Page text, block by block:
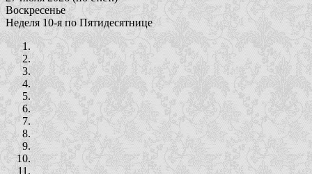
Воскресенье
Неделя 10-я по Пятидесятнице